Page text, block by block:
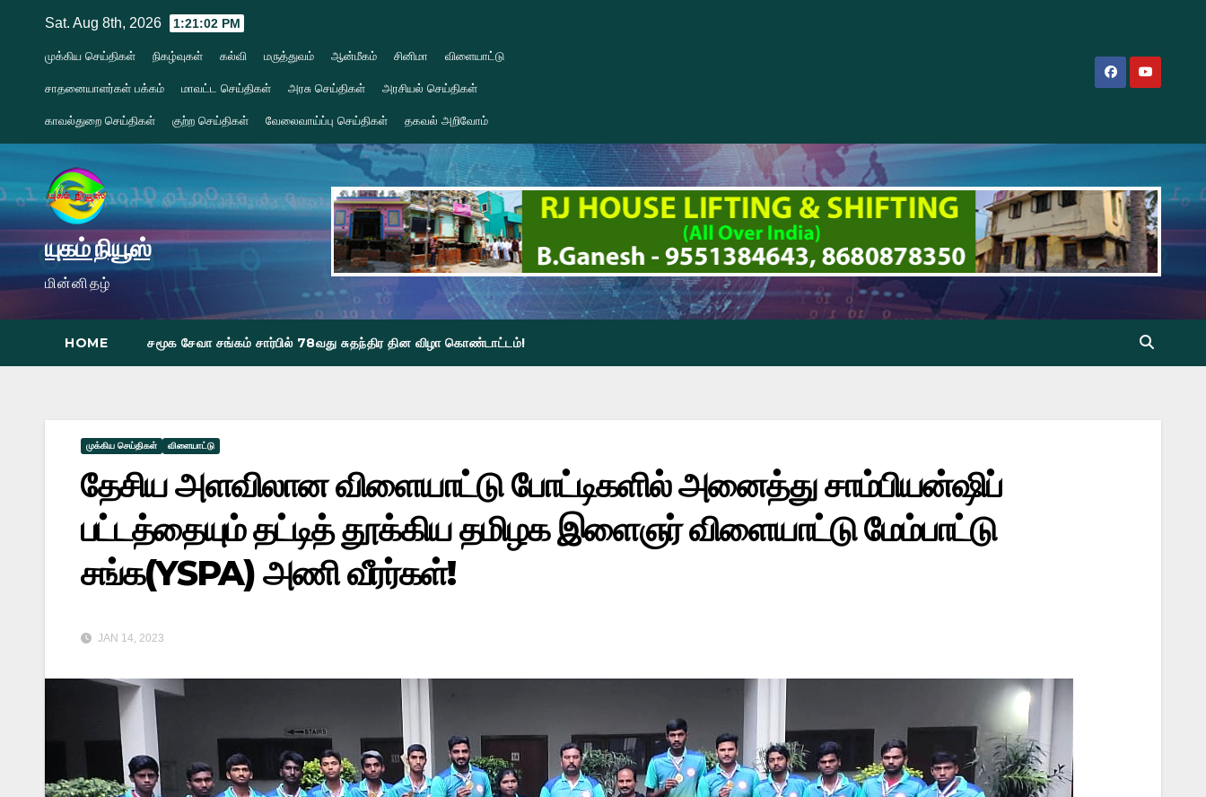
content
Sat. Aug 8th, 2026 1:21:04 PM
முக்கிய செய்திகள் நிகழ்வுகள் கல்வி மருத்துவம் ஆன்மீகம் சினிமா விளையாட்டு
சாதனையாளர்கள் பக்கம் மாவட்ட செய்திகள் அரசு செய்திகள் அரசியல் செய்திகள்
காவல்துறை செய்திகள் குற்ற செய்திகள் வேலைவாய்ப்பு செய்திகள் தகவல் அறிவோம்
யுகம் நியூஸ்
மின்னிதழ்
HOME சமூக சேவா சங்கம் சார்பில் 78வது சுதந்திர தின விழா கொண்டாட்டம்!
முக்கிய செய்திகள் விளையாட்டு
தேசிய அளவிலான விளையாட்டு போட்டிகளில் அனைத்து சாம்பியன்ஷிப்
பட்டத்தையும் தட்டித் தூக்கிய தமிழக இளைஞர் விளையாட்டு மேம்பாட்டு
சங்க(YSPA) அணி வீரர்கள்!
JAN 14, 2023